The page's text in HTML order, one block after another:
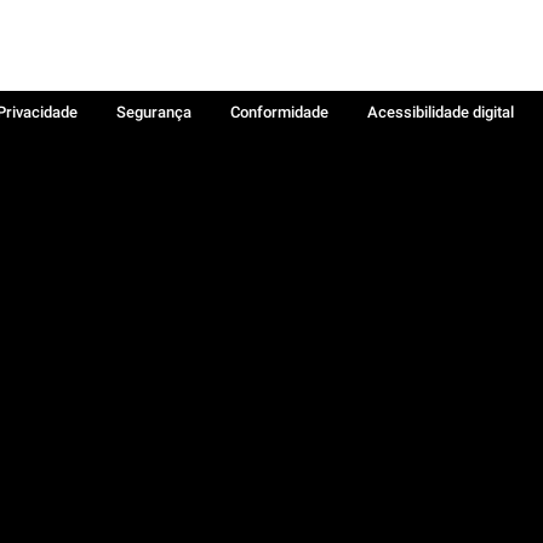
Segurança Conformidade
Acessibilidade digital